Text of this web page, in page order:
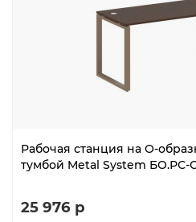
Рабочая станция на О-
тумбой Metal System БО.РС-
25 976 р